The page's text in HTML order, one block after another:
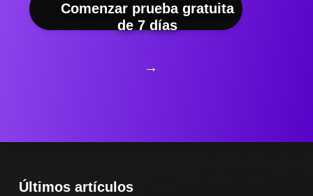
Comenzar prueba gratuita
de 7 días
→
Últimos artículos